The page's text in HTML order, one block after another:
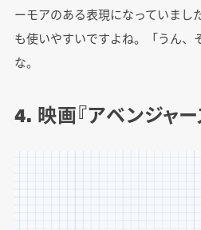
ーモアのある表現になっていまし
も使いやすいですよね。「うん、
な。
4. 映画『アベンジャー